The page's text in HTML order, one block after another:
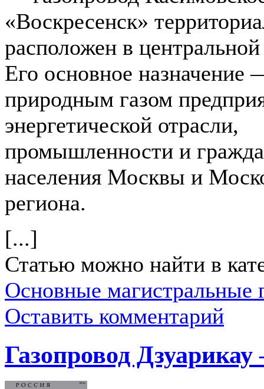
«Воскресенск»
расположен в
Его основное назначение
природным газом
энергетической отрасли,
промышленности и
населения Москвы и
региона.
[...]
Статью можно найти в
Основные магистральные
Оставить комментарий
Газопровод